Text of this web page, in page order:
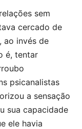
sem
cercado de
ao invés de
é, tentar
psicanalistas
a sensação
sua capacidade
ele havia